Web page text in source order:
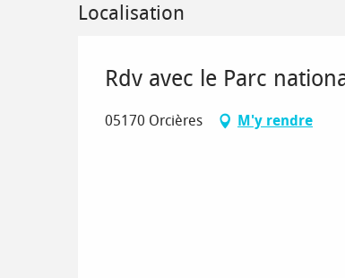
Localisation
Rdv avec le Parc
05170 Orcières M'y rendre